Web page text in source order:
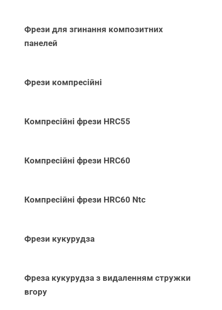
Фрези для згинання композитних
панелей
Фрези компресійні
Компресійні фрези HRC55
Компресійні фрези HRC60
Компресійні фрези HRC60 Ntc
Фрези кукурудза
Фреза кукурудза з видаленням стружки
вгору